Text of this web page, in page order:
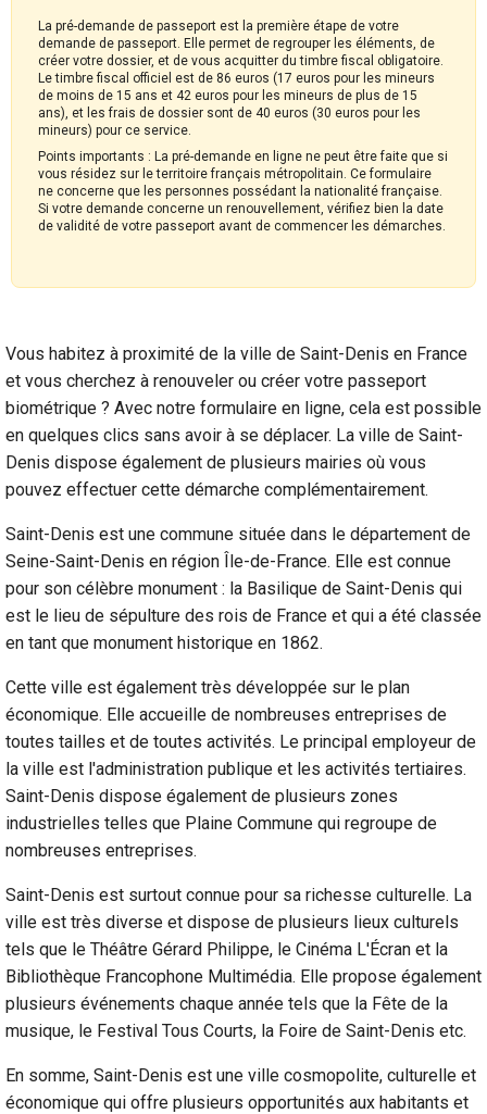
La pré-demande de passeport est la première étape de votre
demande de passeport. Elle permet de regrouper les éléments, de
créer votre dossier, et de vous acquitter du timbre fiscal obligatoire.
Le timbre fiscal officiel est de 86 euros (17 euros pour les mineurs
de moins de 15 ans et 42 euros pour les mineurs de plus de 15
ans), et les frais de dossier sont de 40 euros (30 euros pour les
mineurs) pour ce service.
Points importants : La pré-demande en ligne ne peut être faite que si
vous résidez sur le territoire français métropolitain. Ce formulaire
ne concerne que les personnes possédant la nationalité française.
Si votre demande concerne un renouvellement, vérifiez bien la date
de validité de votre passeport avant de commencer les démarches.
Vous habitez à proximité de la ville de Saint-Denis en France
et vous cherchez à renouveler ou créer votre passeport
biométrique ? Avec notre formulaire en ligne, cela est possible
en quelques clics sans avoir à se déplacer. La ville de Saint-
Denis dispose également de plusieurs mairies où vous
pouvez effectuer cette démarche complémentairement.
Saint-Denis est une commune située dans le département de
Seine-Saint-Denis en région Île-de-France. Elle est connue
pour son célèbre monument : la Basilique de Saint-Denis qui
est le lieu de sépulture des rois de France et qui a été classée
en tant que monument historique en 1862.
Cette ville est également très développée sur le plan
économique. Elle accueille de nombreuses entreprises de
toutes tailles et de toutes activités. Le principal employeur de
la ville est l'administration publique et les activités tertiaires.
Saint-Denis dispose également de plusieurs zones
industrielles telles que Plaine Commune qui regroupe de
nombreuses entreprises.
Saint-Denis est surtout connue pour sa richesse culturelle. La
ville est très diverse et dispose de plusieurs lieux culturels
tels que le Théâtre Gérard Philippe, le Cinéma L'Écran et la
Bibliothèque Francophone Multimédia. Elle propose également
plusieurs événements chaque année tels que la Fête de la
musique, le Festival Tous Courts, la Foire de Saint-Denis etc.
En somme, Saint-Denis est une ville cosmopolite, culturelle et
économique qui offre plusieurs opportunités aux habitants et